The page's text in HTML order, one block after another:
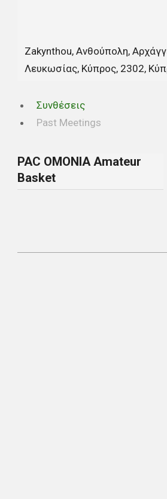
Zakynthou, Ανθούπολη,
Λευκωσίας, Κύπρος, 2302,
Συνθέσεις
Past Meetings
PAC OMONIA Amateur
Basket